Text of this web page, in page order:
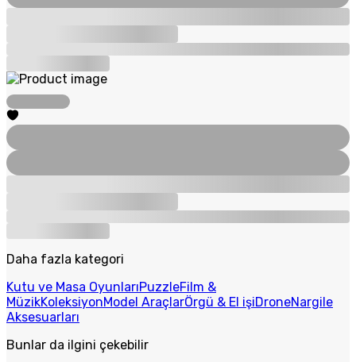
Daha fazla kategori
Kutu ve Masa OyunlarıPuzzleFilm &
MüzikKoleksiyonModel AraçlarÖrgü & El işiDroneNargile
Aksesuarları
Bunlar da ilgini çekebilir